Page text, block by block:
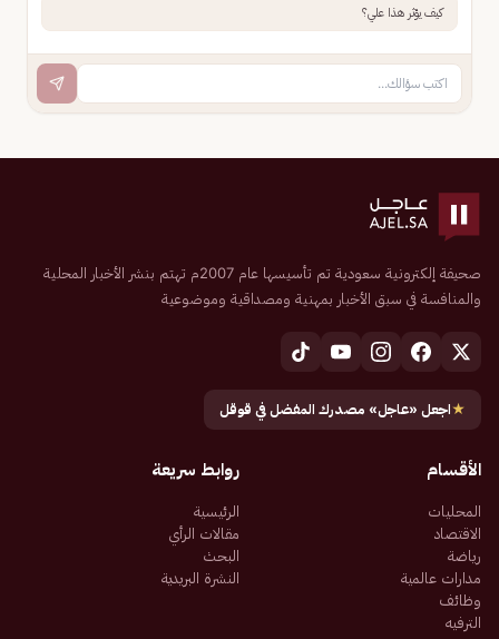
كيف يؤثر هذا علي؟
صحيفة إلكترونية سعودية تم تأسيسها عام 2007م تهتم بنشر الأخبار المحلية
والمنافسة في سبق الأخبار بمهنية ومصداقية وموضوعية
★اجعل «عاجل» مصدرك المفضل في قوقل
الأقسام
المحليات
الاقتصاد
رياضة
مدارات عالمية
وظائف
الترفيه
روابط سريعة
الرئيسية
مقالات الرأي
البحث
النشرة البريدية